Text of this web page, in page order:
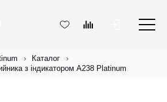
Каталог
з індикатором A238 Platinum